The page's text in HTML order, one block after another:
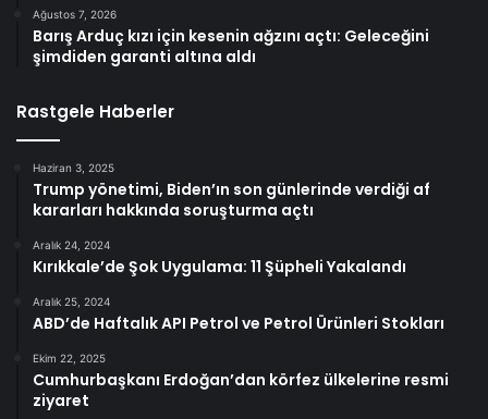
Ağustos 7, 2026
Barış Arduç kızı için kesenin ağzını açtı: Geleceğini
şimdiden garanti altına aldı
Rastgele Haberler
Haziran 3, 2025
Trump yönetimi, Biden’ın son günlerinde verdiği af
kararları hakkında soruşturma açtı
Aralık 24, 2024
Kırıkkale’de Şok Uygulama: 11 Şüpheli Yakalandı
Aralık 25, 2024
ABD’de Haftalık API Petrol ve Petrol Ürünleri Stokları
Ekim 22, 2025
Cumhurbaşkanı Erdoğan’dan körfez ülkelerine resmi
ziyaret